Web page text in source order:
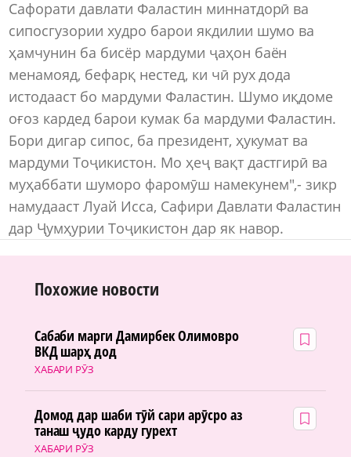
Сафорати давлати Фаластин миннатдорӣ ва
сипосгузории худро барои якдилии шумо ва
ҳамчунин ба бисёр мардуми ҷаҳон баён
менамояд, бефарқ нестед, ки чӣ рух дода
истодааст бо мардуми Фаластин. Шумо иқдоме
оғоз кардед барои кумак ба мардуми Фаластин.
Бори дигар сипос, ба президент, ҳукумат ва
мардуми Тоҷикистон. Мо ҳеҷ вақт дастгирӣ ва
муҳаббати шуморо фаромӯш намекунем",- зикр
намудааст Луай Исса, Сафири Давлати Фаластин
дар Ҷумҳурии Тоҷикистон дар як навор.
Похожие новости
ХАБАРИ РӮЗ
Сабаби марги Дамирбек Олимовро
ВКД шарҳ дод
ХАБАРИ РӮЗ
Домод дар шаби тӯй сари арӯсро аз
танаш ҷудо карду гурехт